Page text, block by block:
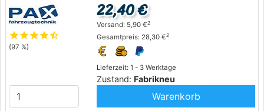
starstarstarstarstar_half
(97 %)
Lieferzeit: 1 - 3 Werktage
Zustand: Fabrikneu
22,40 €
Versand: 5,90 €2
Gesamtpreis: 28,30 €2
Warenkorb